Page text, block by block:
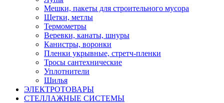
Мешки, пакеты для строительного мусора
Щетки, метлы
Термометры
Веревки, канаты, шнуры
Канистры, воронки
Пленки укрывные, стретч-пленки
Тросы сантехнические
Уплотнители
Шилья
ЭЛЕКТРОТОВАРЫ
СТЕЛЛАЖНЫЕ СИСТЕМЫ